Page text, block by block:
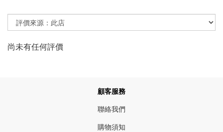
尚未有任何評價
顧客服務
聯絡我們
購物須知